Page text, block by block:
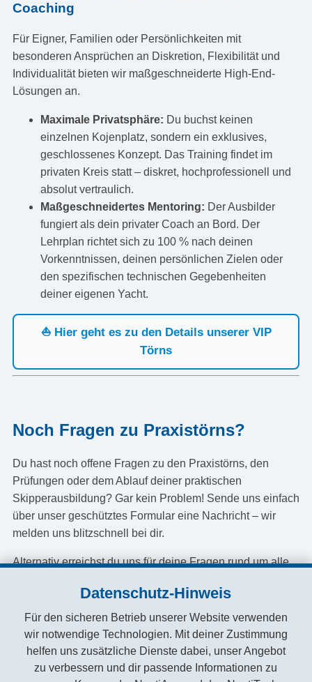
Datenschutz-Hinweis
Für den sicheren Betrieb unserer Website verwenden
wir notwendige Technologien. Mit deiner Zustimmung
helfen uns zusätzliche Dienste dabei, unser Angebot
zu verbessern und dir passende Informationen zu
Coaching
Für Eigner, Familien oder Persönlichkeiten mit
besonderen Ansprüchen an Diskretion, Flexibilität und
Individualität bieten wir maßgeschneiderte High-End-
Lösungen an.
Maximale Privatsphäre: Du buchst keinen
einzelnen Kojenplatz, sondern ein exklusives,
geschlossenes Konzept. Das Training findet im
privaten Kreis statt – diskret, hochprofessionell und
absolut vertraulich.
Maßgeschneidertes Mentoring: Der Ausbilder
fungiert als dein privater Coach an Bord. Der
Lehrplan richtet sich zu 100 % nach deinen
Vorkenntnissen, deinen persönlichen Zielen oder
den spezifischen technischen Gegebenheiten
deiner eigenen Yacht.
⛵ Hier geht es zu den Details unserer VIP
Törns
Noch Fragen zu Praxistörns?
Du hast noch offene Fragen zu den Praxistörns, den
Prüfungen oder dem Ablauf deiner praktischen
Skipperausbildung? Gar kein Problem! Sende uns einfach
über unser geschütztes Formular eine Nachricht – wir
melden uns blitzschnell bei dir.
Alternativ erreichst du uns für deine Fragen rund um alle
Geschützte Kontaktaufnahme versenden